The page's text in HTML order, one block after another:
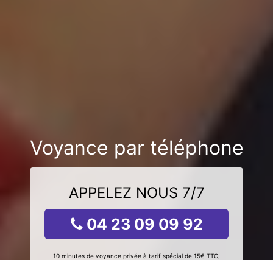
Voyance par téléphone
APPELEZ NOUS 7/7
04 23 09 09 92
10 minutes de voyance privée à tarif spécial de 15€ TTC,